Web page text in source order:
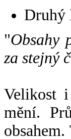
Druhý
"Obsahy
za stejný
Velikost
mění.